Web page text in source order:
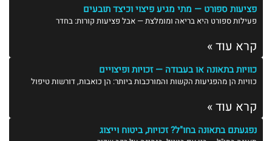
פציעות ספורט — מתי מגיע פיצוי וכיצד תובעים
פעילות ספורט היא בריאה ומומלצת — אבל פציעות קורות: בחדר
קרא עוד »
כוויות בתאונה או בעבודה — זכויות ופיצויים
כוויות הן מהפגיעות הקשות והמורכבות ביותר: הן כואבות, דורשות טיפול
קרא עוד »
נפגעתם בתאונה בחו"ל? זכויות, ביטוח וייצוג